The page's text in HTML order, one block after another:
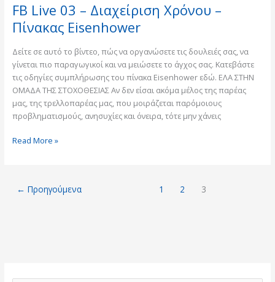
FB Live 03 – Διαχείριση Χρόνου –
Πίνακας Eisenhower
Δείτε σε αυτό το βίντεο, πώς να οργανώσετε τις δουλειές σας, να
γίνεται πιο παραγωγικοί και να μειώσετε το άγχος σας. Κατεβάστε
τις οδηγίες συμπλήρωσης του πίνακα Eisenhower εδώ. ΕΛΑ ΣΤΗΝ
ΟΜΑΔΑ ΤΗΣ ΣΤΟΧΟΘΕΣΙΑΣ Αν δεν είσαι ακόμα μέλος της παρέας
μας, της τρελλοπαρέας μας, που μοιράζεται παρόμοιους
προβληματισμούς, ανησυχίες και όνειρα, τότε μην χάνεις
Read More »
← Προηγούμενα 1 2 3